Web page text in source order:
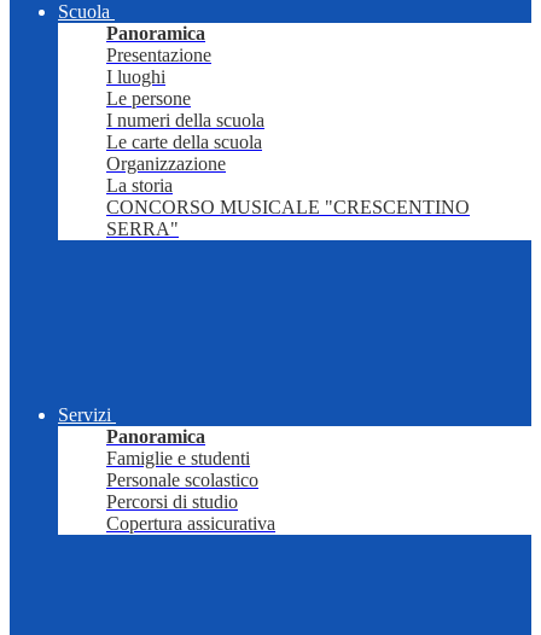
Scuola
Panoramica
Presentazione
I luoghi
Le persone
I numeri della scuola
Le carte della scuola
Organizzazione
La storia
CONCORSO MUSICALE "CRESCENTINO
SERRA"
Servizi
Panoramica
Famiglie e studenti
Personale scolastico
Percorsi di studio
Copertura assicurativa